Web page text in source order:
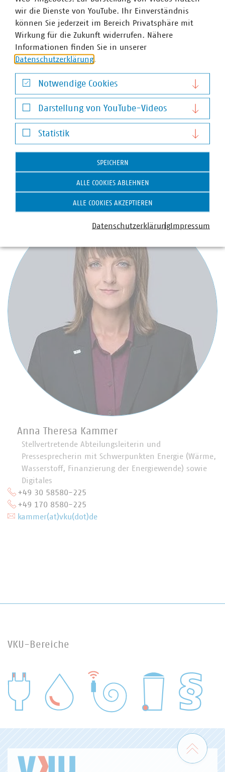
Stefan Luig
Leiter Presse und Pressesprecher mit Schwerpunkt
luig(at)vku(dot)de
Anna Theresa Kammer
Stellvertretende Abteilungsleiterin und
Pressesprecherin mit Schwerpunkten Energie (Wärme,
Wasserstoff, Finanzierung der Energiewende) sowie
Digitales
+49 30 58580-225
+49 170 8580-225
kammer(at)vku(dot)de
VKU-Bereiche
WASSER/ABWASSER
Zum
wir die Dienste von YouTube. Ihr Einverständnis
können Sie jederzeit im Bereich Privatsphäre mit
Wirkung für die Zukunft widerrufen. Nähere
Informationen finden Sie in unserer
Datenschutzerklärung
Notwendige Cookies
Notwendige Cookies
Darstellung von YouTube-Videos
Darstellung von YouTube-Videos
Statistik
Statistik
SPEICHERN
ALLE COOKIES ABLEHNEN
ALLE COOKIES AKZEPTIEREN
DatenschutzerklärungImpressum